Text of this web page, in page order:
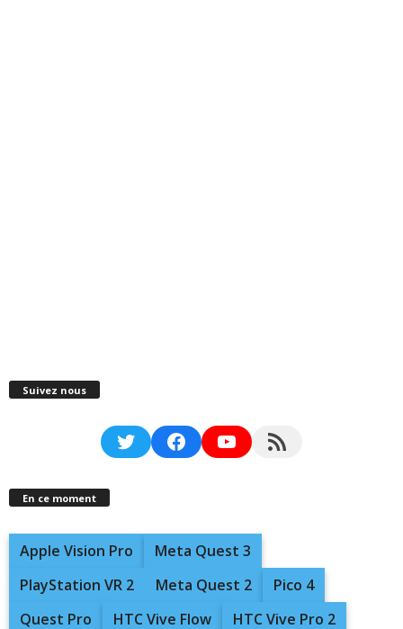
Suivez nous
TwitterFacebookYouTubeRSS Feed
En ce moment
Apple Vision Pro
Meta Quest 3
PlayStation VR 2
Meta Quest 2
Pico 4
Quest Pro
HTC Vive Flow
HTC Vive Pro 2